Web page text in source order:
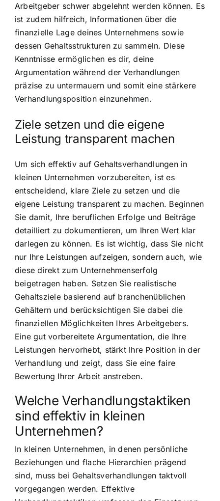
Arbeitgeber schwer abgelehnt werden können. Es
ist zudem hilfreich, Informationen über die
finanzielle Lage deines Unternehmens sowie
dessen Gehaltsstrukturen zu sammeln. Diese
Kenntnisse ermöglichen es dir, deine
Argumentation während der Verhandlungen
präzise zu untermauern und somit eine stärkere
Verhandlungsposition einzunehmen.
Ziele setzen und die eigene
Leistung transparent machen
Um sich effektiv auf Gehaltsverhandlungen in
kleinen Unternehmen vorzubereiten, ist es
entscheidend, klare Ziele zu setzen und die
eigene Leistung transparent zu machen. Beginnen
Sie damit, Ihre beruflichen Erfolge und Beiträge
detailliert zu dokumentieren, um Ihren Wert klar
darlegen zu können. Es ist wichtig, dass Sie nicht
nur Ihre Leistungen aufzeigen, sondern auch, wie
diese direkt zum Unternehmenserfolg
beigetragen haben. Setzen Sie realistische
Gehaltsziele basierend auf branchenüblichen
Gehältern und berücksichtigen Sie dabei die
finanziellen Möglichkeiten Ihres Arbeitgebers.
Eine gut vorbereitete Argumentation, die Ihre
Leistungen hervorhebt, stärkt Ihre Position in der
Verhandlung und zeigt, dass Sie eine faire
Bewertung Ihrer Arbeit anstreben.
Welche Verhandlungstaktiken
sind effektiv in kleinen
Unternehmen?
In kleinen Unternehmen, in denen persönliche
Beziehungen und flache Hierarchien prägend
sind, muss bei Gehaltsverhandlungen taktvoll
vorgegangen werden. Effektive